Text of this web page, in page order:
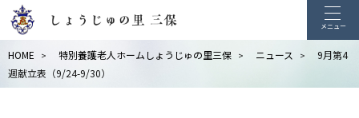
メニュー
HOME > 特別養護老人ホームしょうじゅの里三保 > ニュース >
9月第4
週献立表（9/24-9/30）